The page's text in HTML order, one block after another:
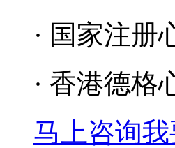
· 国家注册
· 香港德格
马上咨询我